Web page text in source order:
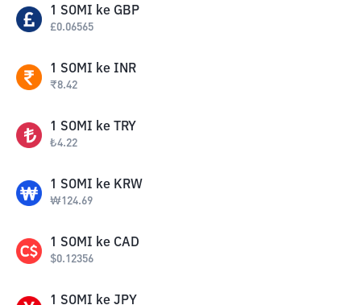
1 SOMI ke GBP
£0.06565
1 SOMI ke INR
₹8.42
1 SOMI ke TRY
₺4.22
1 SOMI ke KRW
₩124.69
1 SOMI ke CAD
$0.12356
1 SOMI ke JPY